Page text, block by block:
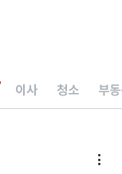
이사 청소 부
